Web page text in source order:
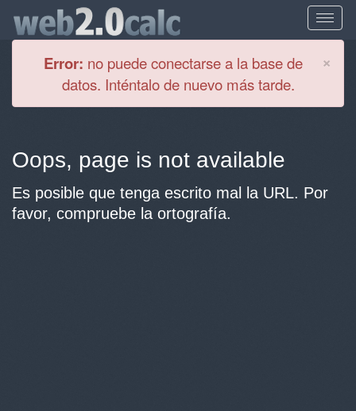
×
Error: no puede conectarse a la base de
datos. Inténtalo de nuevo más tarde.
Oops, page is not available
Es posible que tenga escrito mal la URL. Por
favor, compruebe la ortografía.